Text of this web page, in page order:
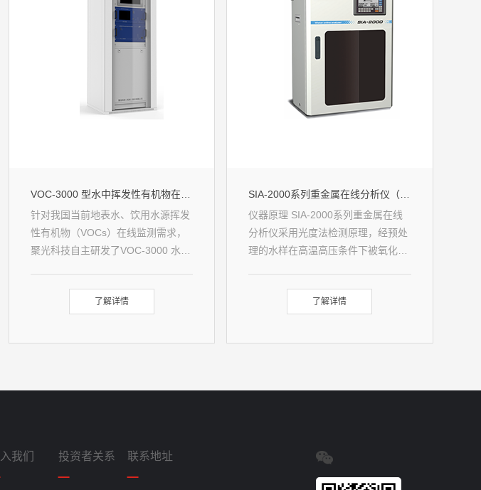
VOC-3000 型水中挥发性有机物在线分析仪
针对我国当前地表水、饮用水源挥发
性有机物（VOCs）在线监测需求，
聚光科技自主研发了VOC-3000 水中
统集自动进样、吹扫、富集、解吸、
与预警。 系统原理 系统将水样采集
吹脱混合气中的水分，再将除水后的
VOCs组分在捕集阱中进行富集，最
了解详情
仪器原理 SIA-2000系列重金属在线
分析仪采用光度法检测原理，经预处
理的水样在高温高压条件下被氧化消
与试样中的被测组分发生络合反应显
分光光度法》（GB7464-1987）；
（GB7466-1987）； SIA-
2000（TCu）总铜在线分析仪参照
了解详情
我们 投资者关系 联系地址